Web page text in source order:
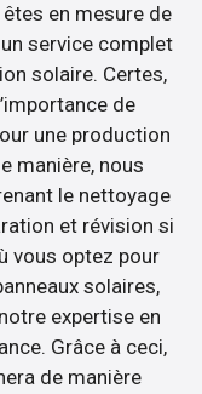
en mesure de
service complet
solaire. Certes,
de
une production
manière, nous
le nettoyage
et révision si
vous optez pour
solaires,
expertise en
Grâce à ceci,
de manière